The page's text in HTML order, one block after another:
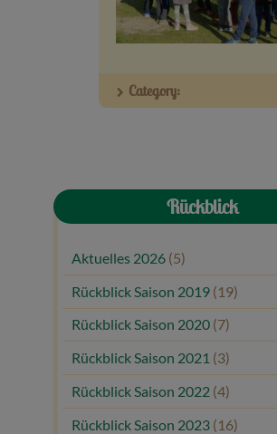
Veranstaltungen
Baumpaten
Category:
Rückblick
Aktuelles 2026 (5)
Rückblick Saison 2019 (19)
Rückblick Saison 2020 (7)
Rückblick Saison 2021 (3)
Rückblick Saison 2022 (4)
Rückblick Saison 2023 (16)